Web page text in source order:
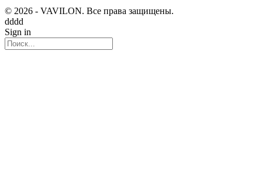
© 2026 - VAVILON. Все права защищены.
dddd
Sign in